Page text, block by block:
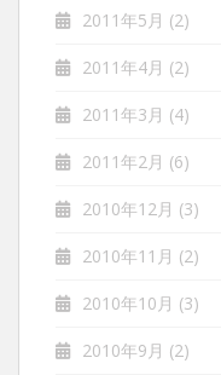
2011年5月 (2)
2011年4月 (2)
2011年3月 (4)
2011年2月 (6)
2010年12月 (3)
2010年11月 (2)
2010年10月 (3)
2010年9月 (2)